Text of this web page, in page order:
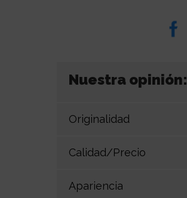
Nuestra opinión:
Originalidad
Calidad/Precio
Apariencia